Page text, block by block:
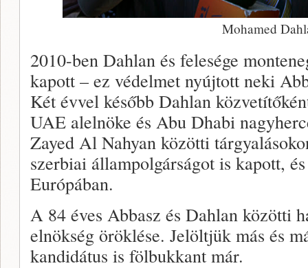
Mohamed
2010-ben Dahlan és felesége
kapott – ez védelmet nyújtott neki
Két évvel később Dahlan
UAE alelnöke és Abu Dhabi
Zayed Al Nahyan közötti
szerbiai állampolgárságot is kapott,
Európában.
A 84 éves Abbasz és Dahlan közötti
elnökség öröklése. Jelöltjük más és
kandidátus is fölbukkant már.